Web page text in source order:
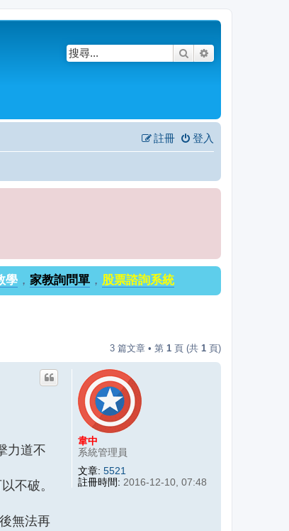
搜尋
登入
註冊
學 ， 家教詢問單 ， 股票諮詢系統
3 篇文章 • 第 1 頁 (共 1 頁)
韋中
系統管理員
文章: 5521
註冊時間: 2016-12-10, 07:48
力道不
不破。
無法再